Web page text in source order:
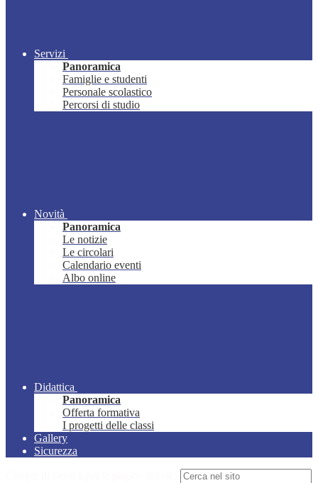
Servizi
Panoramica
Famiglie e studenti
Personale scolastico
Percorsi di studio
Novità
Panoramica
Le notizie
Le circolari
Calendario eventi
Albo online
Didattica
Panoramica
Offerta formativa
I progetti delle classi
Gallery
Sicurezza